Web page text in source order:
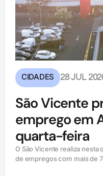
CIDADES 28 JUL
São Vicente
emprego em
quarta-feira
O São Vicente realiza
de empregos com mais de